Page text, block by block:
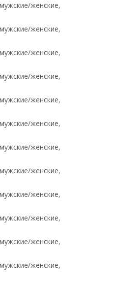
женские,
женские,
женские,
женские,
женские,
женские,
женские,
женские,
женские,
женские,
женские,
женские,